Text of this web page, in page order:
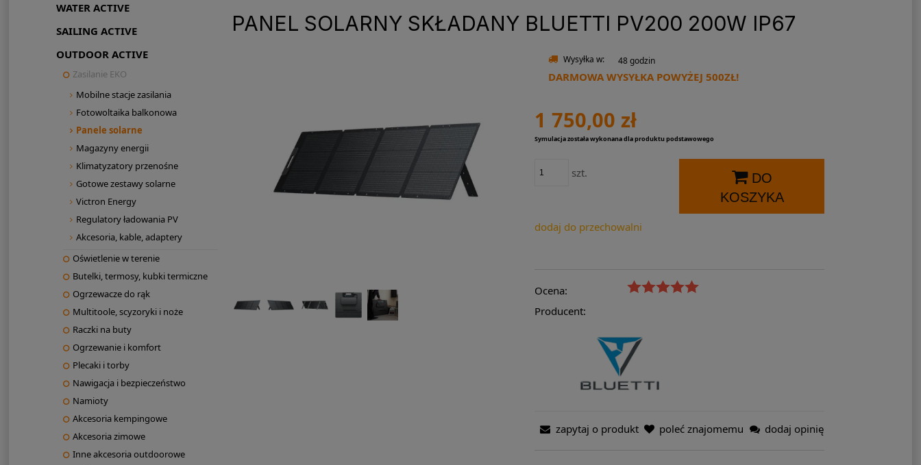
WATER ACTIVE
SAILING ACTIVE
OUTDOOR ACTIVE
Zasilanie EKO
Mobilne stacje zasilania
Fotowoltaika balkonowa
Panele solarne
Magazyny energii
Klimatyzatory przenośne
Gotowe zestawy solarne
Victron Energy
Regulatory ładowania PV
Akcesoria, kable, adaptery
Oświetlenie w terenie
Butelki, termosy, kubki termiczne
Ogrzewacze do rąk
Multitoole, scyzoryki i noże
Raczki na buty
Ogrzewanie i komfort
Plecaki i torby
Nawigacja i bezpieczeństwo
Namioty
Akcesoria kempingowe
Akcesoria zimowe
Inne akcesoria outdoorowe
PANEL SOLARNY SKŁADANY BLUETTI PV200 200W IP67
Wysyłka w: 48 godzin
DARMOWA WYSYŁKA POWYŻEJ 500ZŁ!
1 750,00 zł
Symulacja została wykonana dla produktu podstawowego
szt.
DO
KOSZYKA
dodaj do przechowalni
Ocena:
Producent:
zapytaj o produkt poleć znajomemu dodaj opinię